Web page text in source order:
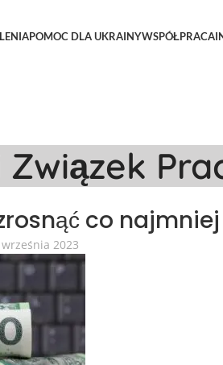
POMOC DLA UKRAINYWSPÓŁPRACA
co najmniej
2023